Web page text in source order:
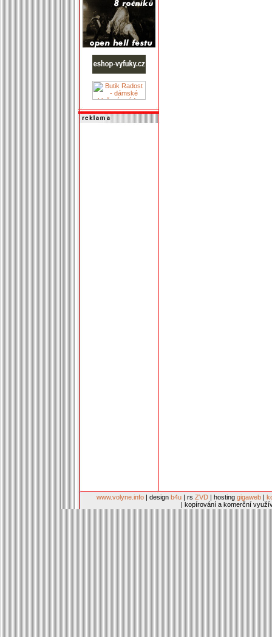
www.volyne.info | design b4u | rs ZVD | hosting gigaweb |
| kopírování a komerční